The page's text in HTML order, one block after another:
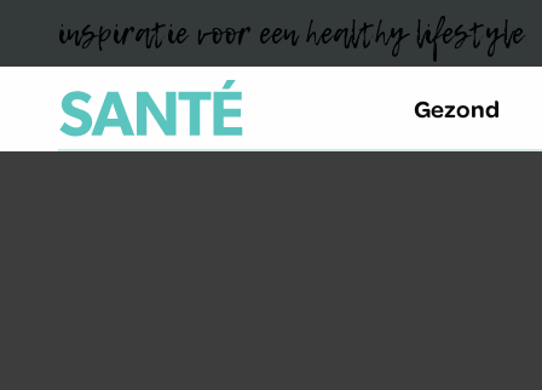
inspiratie voor een healthy lifestyle
Gezond